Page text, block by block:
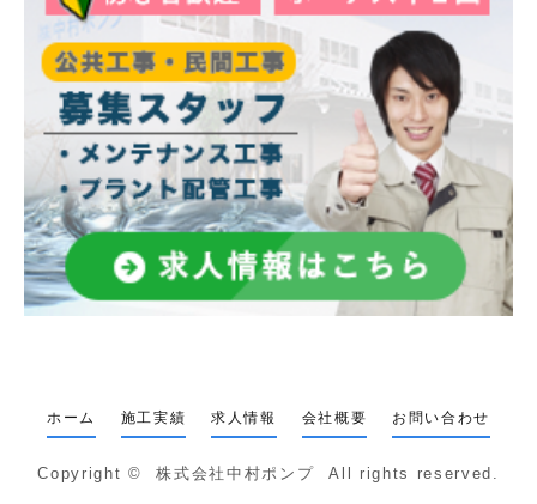
ホーム 施工実績 求人情報 会社概要 お問い合わせ
Copyright © 株式会社中村ポンプ All rights reserved.